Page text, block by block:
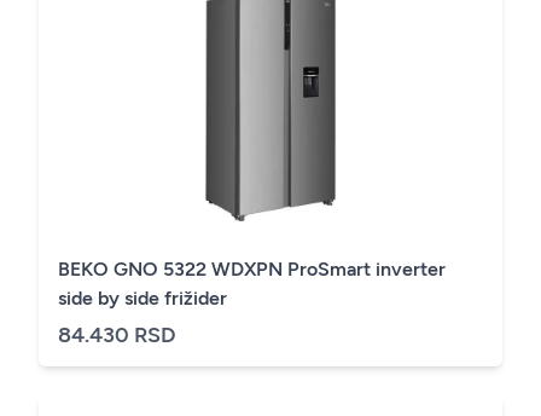
BEKO GNO 5322 WDXPN ProSmart inverter
side by side frižider
84.430 RSD